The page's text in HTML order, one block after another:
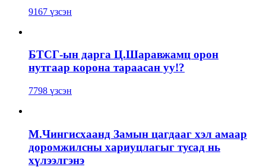
9167 үзсэн
БТСГ-ын дарга Ц.Шаравжамц орон
нутгаар корона тараасан уу!?
7798 үзсэн
М.Чингисхаанд Замын цагдааг хэл амаар
доромжилсны хариуцлагыг тусад нь
хүлээлгэнэ